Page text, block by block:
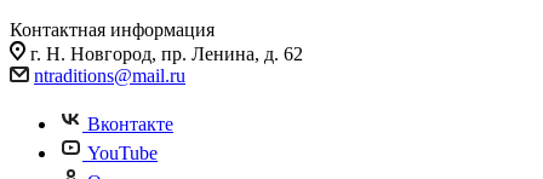
Контактная информация
г. Н. Новгород, пр. Ленина, д. 62
ntraditions@mail.ru
Вконтакте
YouTube